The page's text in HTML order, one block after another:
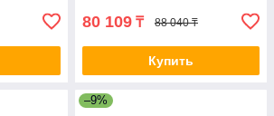
80 109 ₸ 88 040 ₸
Купить
–9%